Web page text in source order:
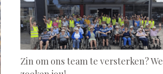
Zin om ons team te versterken? We